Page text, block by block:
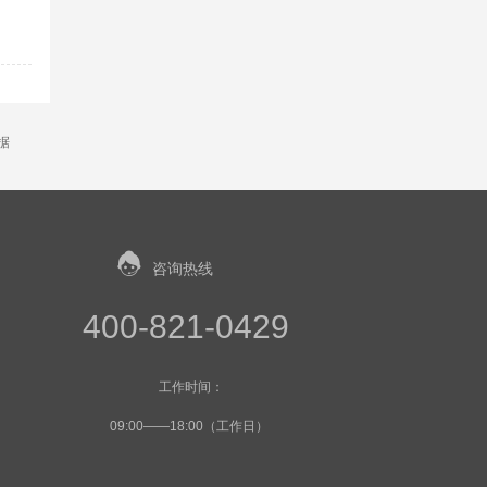
咨询热线
400-821-0429
工作时间：
09:00——18:00（工作日）